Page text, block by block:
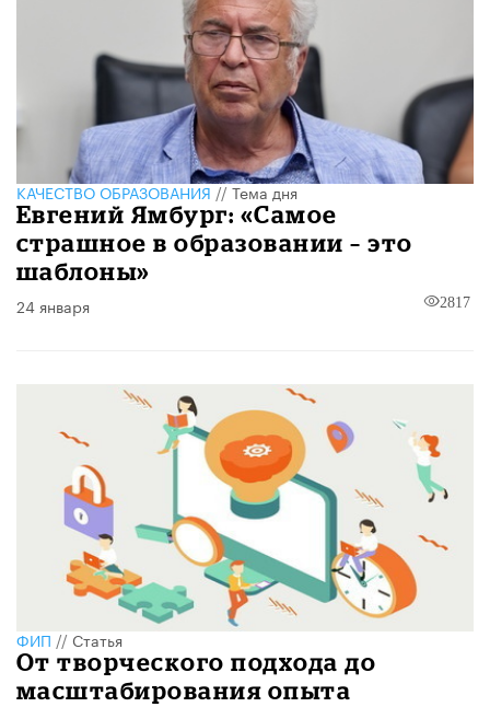
КАЧЕСТВО ОБРАЗОВАНИЯ//Тема дня
Евгений Ямбург: «Самое
страшное в образовании – это
шаблоны»
24 января 2817
ФИП // Статья
От творческого подхода до
масштабирования опыта